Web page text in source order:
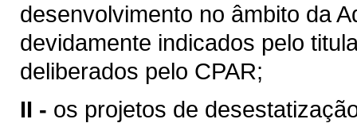
desenvolvimento no âmbito da
devidamente indicados pelo
deliberados pelo CPAR;
II - os projetos de